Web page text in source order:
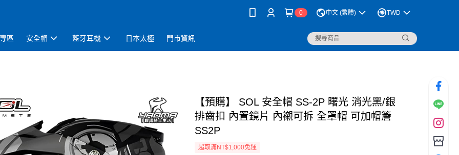
0 中文 (繁體) TWD
區 安全帽 藍牙耳機 日本太極 門市資訊
【預購】 SOL 安全帽 SS-2P 曙光 消光黑/銀
排齒扣 內置鏡片 內襯可拆 全罩帽 可加帽簷
SS2P
超取滿NT$1,000免運